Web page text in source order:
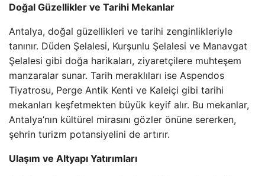
Doğal Güzellikler ve Tarihi Mekanlar
Antalya, doğal güzellikleri ve tarihi zenginlikleriyle
tanınır. Düden Şelalesi, Kurşunlu Şelalesi ve Manavgat
Şelalesi gibi doğa harikaları, ziyaretçilere muhteşem
manzaralar sunar. Tarih meraklıları ise Aspendos
Tiyatrosu, Perge Antik Kenti ve Kaleiçi gibi tarihi
mekanları keşfetmekten büyük keyif alır. Bu mekanlar,
Antalya’nın kültürel mirasını gözler önüne sererken,
şehrin turizm potansiyelini de artırır.
Ulaşım ve Altyapı Yatırımları